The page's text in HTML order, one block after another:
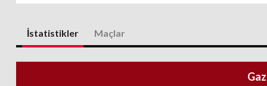
İstatistikler Maçlar